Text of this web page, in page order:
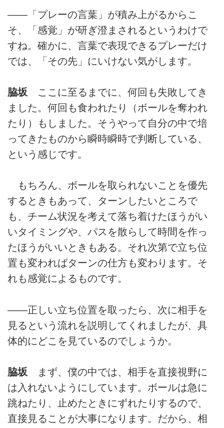
――「プレーの言葉」が積み上がるからこ
そ、「感覚」が研ぎ澄まされるというわけで
すね。確かに、言葉で表現できるプレーだけ
では、「その先」にいけない気がします。
脇坂 ここに至るまでに、何回も失敗してき
ました。何回も食われたり（ボールを奪われ
たり）もしました。そうやって自分の中で培
ってきたものから瞬時瞬時で判断している、
という感じです。
もちろん、ボールを取られないことを優先
するときもあって、ターンしたいところで
も、チーム状況を考えて落ち着けたほうがい
いタイミングや、パスを散らして時間を作っ
たほうがいいときもある。それ次第で立ち位
置も変わればターンの仕方も変わります。そ
れも感覚によるものです。
――正しい立ち位置を取ったら、次に相手を
見るという流れを説明してくれましたが、具
体的にどこを見ているのでしょうか。
脇坂 まず、僕の中では、相手を直接視野に
は入れないようにしています。ボールは急に
跳ねたり、止めたときにずれたりするので、
直接見ることが大事になります。だから、相